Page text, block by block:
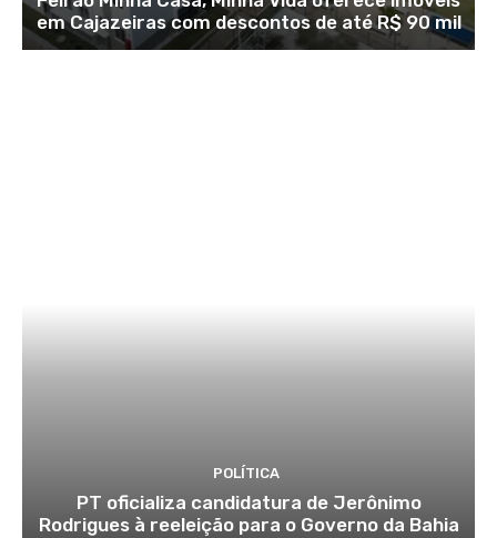
em Cajazeiras com descontos de até R$ 90 mil
POLÍTICA
PT oficializa candidatura de Jerônimo
Rodrigues à reeleição para o Governo da Bahia